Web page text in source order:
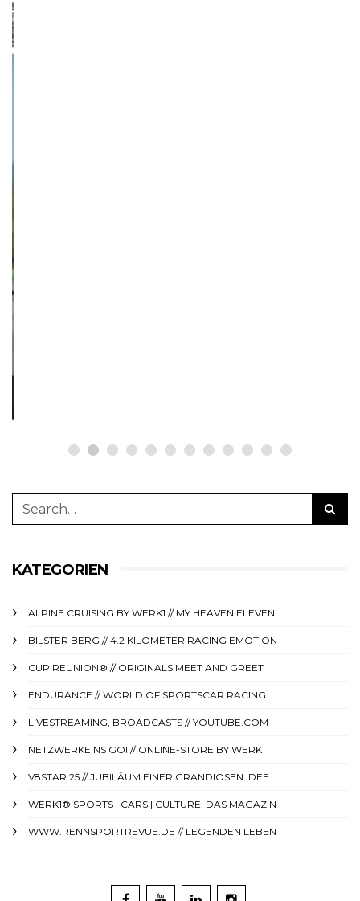
KATEGORIEN
ALPINE CRUISING BY WERK1 // MY HEAVEN ELEVEN
BILSTER BERG // 4.2 KILOMETER RACING EMOTION
CUP REUNION® // ORIGINALS MEET AND GREET
ENDURANCE // WORLD OF SPORTSCAR RACING
LIVESTREAMING, BROADCASTS // YOUTUBE.COM
NETZWERKEINS GO! // ONLINE-STORE BY WERK1
V8STAR 25 // JUBILÄUM EINER GRANDIOSEN IDEE
WERK1® SPORTS | CARS | CULTURE: DAS MAGAZIN
WWW.RENNSPORTREVUE.DE // LEGENDEN LEBEN